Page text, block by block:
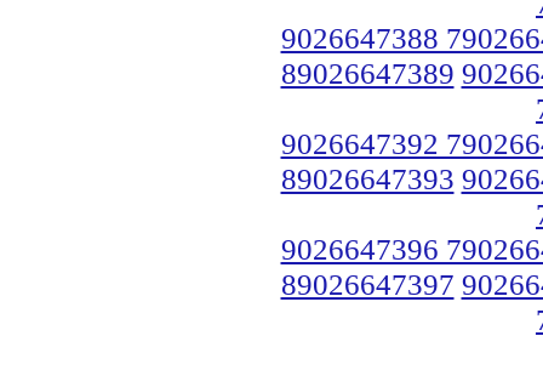
9026647388
89026647389
9026647392
89026647393
9026647396
89026647397